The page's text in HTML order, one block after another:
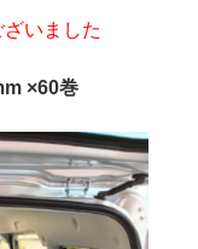
いました
×60巻